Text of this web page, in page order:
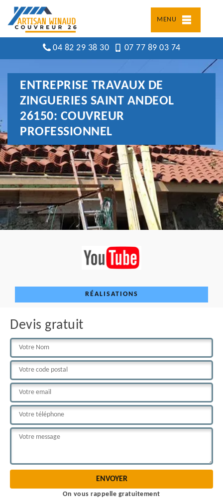
MENU
04 82 29 38 30 07 77 89 03 74
ENTREPRISE TRAVAUX DE
ZINGUERIES SAINT ANDEOL
26150: COUVREUR
PROFESSIONNEL
RÉALISATIONS
Devis gratuit
On vous rappelle gratuitement